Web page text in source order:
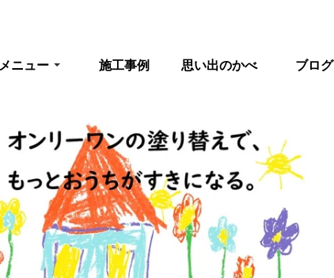
メニュー 施工事例 思い出のかべ ブログ